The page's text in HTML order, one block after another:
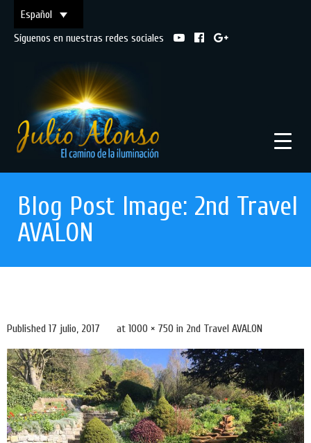
Español
Síguenos en nuestras redes sociales
Blog Post Image: 2nd Travel
AVALON
Published 17 julio, 2017 at 1000 × 750 in 2nd Travel AVALON